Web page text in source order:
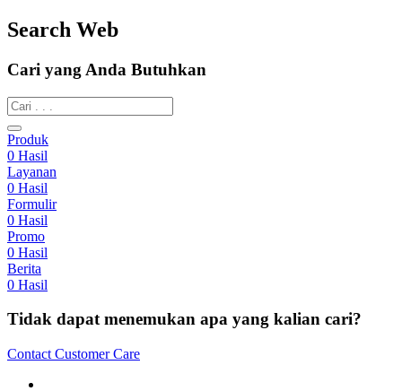
Search Web
Cari yang Anda Butuhkan
Produk
0 Hasil
Layanan
0 Hasil
Formulir
0 Hasil
Promo
0 Hasil
Berita
0 Hasil
Tidak dapat menemukan apa yang kalian cari?
Contact Customer Care